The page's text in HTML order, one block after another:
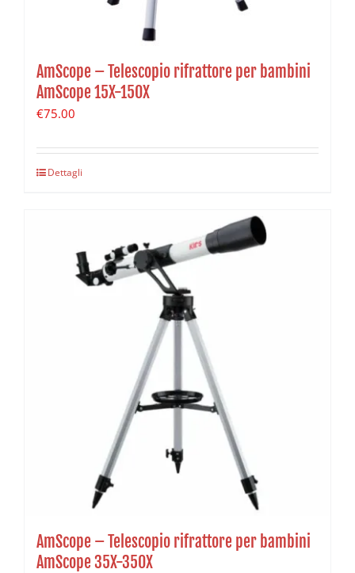
AmScope – Telescopio rifrattore per bambini
AmScope 15X-150X
€75.00
Dettagli
AmScope – Telescopio rifrattore per bambini
AmScope 35X-350X